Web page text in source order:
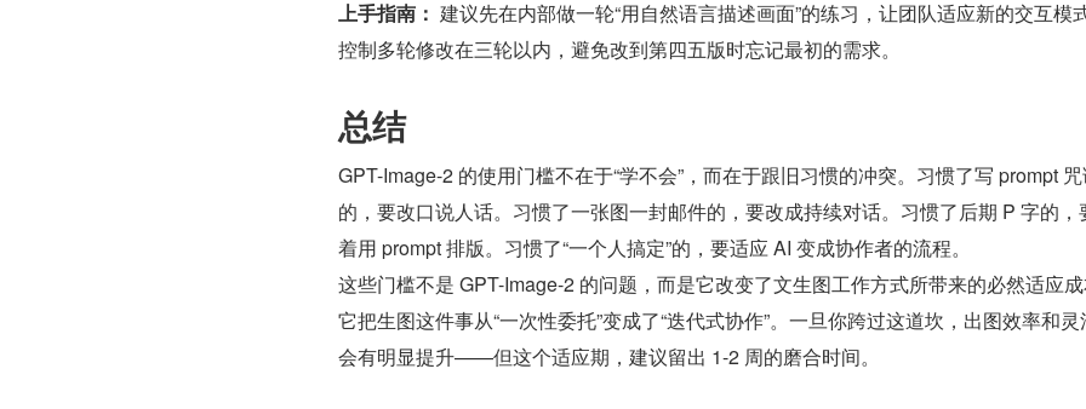
上手指南： 建议先在内部做一轮“用自然语言描述画面”的练习，让团队适应新的交互模式
控制多轮修改在三轮以内，避免改到第四五版时忘记最初的需求。
总结
GPT-Image-2 的使用门槛不在于“学不会”，而在于跟旧习惯的冲突。习惯了写 prompt
的，要改口说人话。习惯了一张图一封邮件的，要改成持续对话。习惯了后期 P 字的，
着用 prompt 排版。习惯了“一个人搞定”的，要适应 AI 变成协作者的流程。
这些门槛不是 GPT-Image-2 的问题，而是它改变了文生图工作方式所带来的必然适应成
它把生图这件事从“一次性委托”变成了“迭代式协作”。一旦你跨过这道坎，出图效率和灵
会有明显提升——但这个适应期，建议留出 1-2 周的磨合时间。